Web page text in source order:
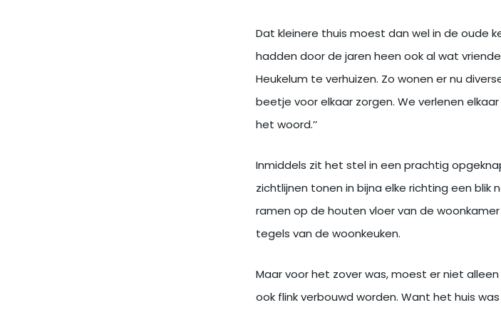
Dat kleinere thuis moest dan wel in de oude
hadden door de jaren heen ook al wat
Heukelum te verhuizen. Zo wonen er nu
beetje voor elkaar zorgen. We verlenen
het woord.’’
Inmiddels zit het stel in een prachtig
zichtlijnen tonen in bijna elke richting een blik
ramen op de houten vloer van de
tegels van de woonkeuken.
Maar voor het zover was, moest er niet
ook flink verbouwd worden. Want het huis